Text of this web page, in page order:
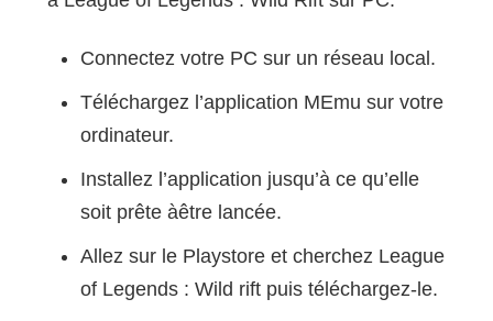
Connectez votre PC sur un réseau local.
Téléchargez l’application MEmu sur votre
ordinateur.
Installez l’application jusqu’à ce qu’elle
soit prête àêtre lancée.
Allez sur le Playstore et cherchez League
of Legends : Wild rift puis téléchargez-le.